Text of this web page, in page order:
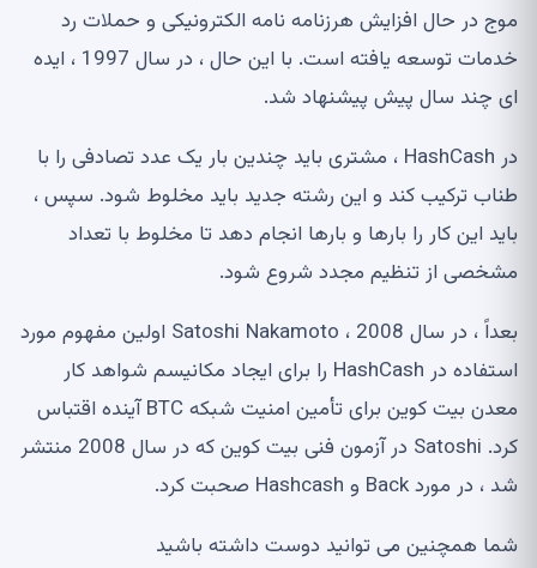
موج در حال افزایش هرزنامه نامه الکترونیکی و حملات رد
خدمات توسعه یافته است. با این حال ، در سال 1997 ، ایده
ای چند سال پیش پیشنهاد شد.
در HashCash ، مشتری باید چندین بار یک عدد تصادفی را با
طناب ترکیب کند و این رشته جدید باید مخلوط شود. سپس ،
باید این کار را بارها و بارها انجام دهد تا مخلوط با تعداد
مشخصی از تنظیم مجدد شروع شود.
بعداً ، در سال 2008 ، Satoshi Nakamoto اولین مفهوم مورد
استفاده در HashCash را برای ایجاد مکانیسم شواهد کار
معدن بیت کوین برای تأمین امنیت شبکه BTC آینده اقتباس
کرد. Satoshi در آزمون فنی بیت کوین که در سال 2008 منتشر
شد ، در مورد Back و Hashcash صحبت کرد.
شما همچنین می توانید دوست داشته باشید